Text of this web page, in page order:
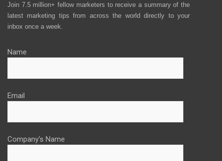
Join 7.5 million+ fellow marketers to receive a summary of the
latest marketing tips from across the world directly to your
inbox once a week.
Name
Email
Company's Name